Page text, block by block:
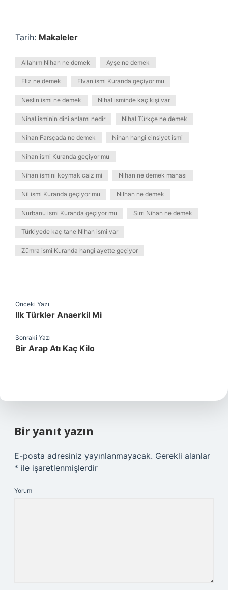
Tarih: Makaleler
Allahım Nihan ne demek Ayşe ne demek
Eliz ne demek Elvan ismi Kuranda geçiyor mu
Neslin ismi ne demek Nihal isminde kaç kişi var
Nihal isminin dini anlamı nedir Nihal Türkçe ne demek
Nihan Farsçada ne demek Nihan hangi cinsiyet ismi
Nihan ismi Kuranda geçiyor mu
Nihan ismini koymak caiz mi Nihan ne demek manası
Nil ismi Kuranda geçiyor mu Nilhan ne demek
Nurbanu ismi Kuranda geçiyor mu Sırrı Nihan ne demek
Türkiyede kaç tane Nihan ismi var
Zümra ismi Kuranda hangi ayette geçiyor
Önceki Yazı
Ilk Türkler Anaerkil Mi
Sonraki Yazı
Bir Arap Atı Kaç Kilo
Bir yanıt yazın
E-posta adresiniz yayınlanmayacak. Gerekli alanlar
* ile işaretlenmişlerdir
Yorum